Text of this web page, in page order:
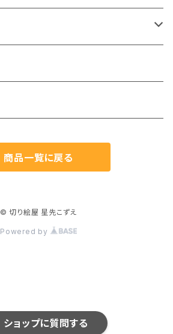
ショップに質問する
商品一覧に戻る
© 切り絵屋 星先こずえ
Powered by